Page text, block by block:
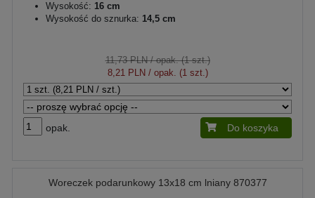
Wysokość: 16 cm
Wysokość do sznurka: 14,5 cm
11,73 PLN/ opak. (1 szt.)
8,21 PLN / opak. (1 szt.)
opak. Do koszyka
Woreczek podarunkowy 13x18 cm lniany 870377